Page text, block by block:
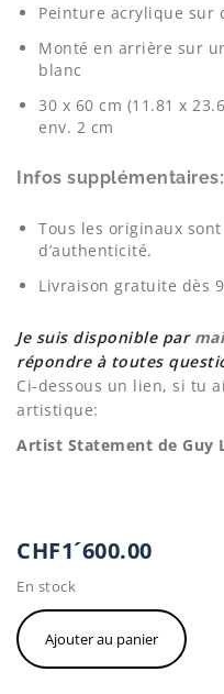
Peinture acrylique sur
Monté en arrière sur
blanc
30 x 60 cm (11.81 x
env. 2 cm
Infos supplémentaires:
Tous les originaux
d’authenticité.
Livraison gratuite dès
Je suis disponible par
répondre à toutes
Ci-dessous un lien, si tu
artistique:
Artist Statement de Guy
CHF1´600.00
En stock
quantité
de
Guy
Ajouter au panier